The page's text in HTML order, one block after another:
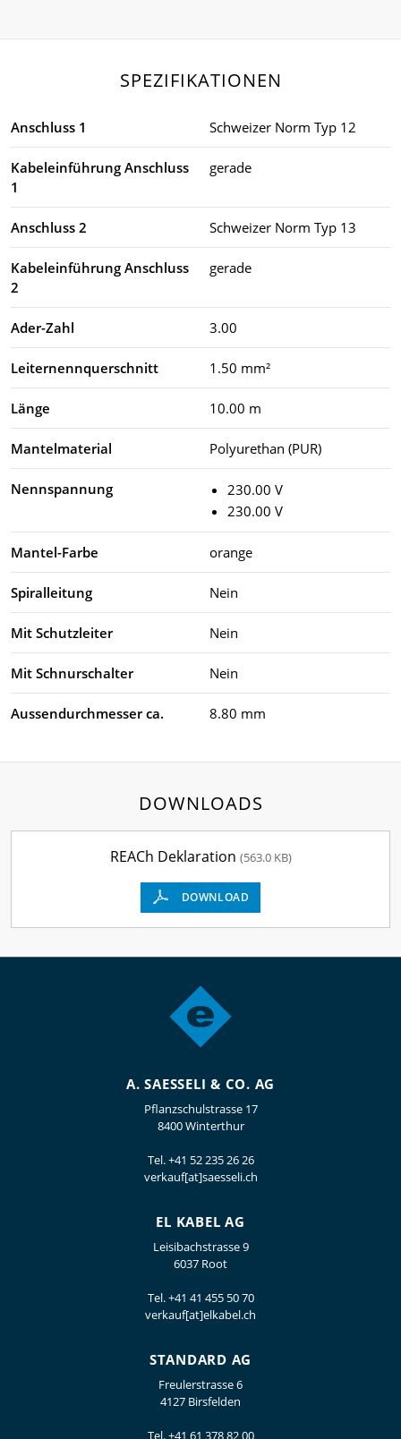
SPEZIFIKATIONEN
Anschluss 1 Schweizer Norm Typ 12
Kabeleinführung Anschluss
1
gerade
Anschluss 2 Schweizer Norm Typ 13
Kabeleinführung Anschluss
2
gerade
Ader-Zahl 3.00
Leiternennquerschnitt 1.50 mm²
Länge 10.00 m
Mantelmaterial Polyurethan (PUR)
Nennspannung
230.00 V
230.00 V
Mantel-Farbe orange
Spiralleitung Nein
Mit Schutzleiter Nein
Mit Schnurschalter Nein
Aussendurchmesser ca. 8.80 mm
DOWNLOADS
REACh Deklaration (563.0 KB)
DOWNLOAD
A. SAESSELI & CO. AG
Pflanzschulstrasse 17
8400 Winterthur
Tel.+41 52 235 26 26
verkauf[at]saesseli.ch
EL KABEL AG
Leisibachstrasse 9
6037 Root
Tel.+41 41 455 50 70
verkauf[at]elkabel.ch
STANDARD AG
Freulerstrasse 6
4127 Birsfelden
Tel.+41 61 378 82 00